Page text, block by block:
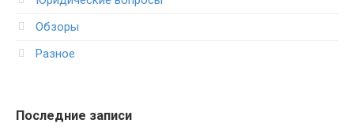
Обзоры
Разное
Последние записи